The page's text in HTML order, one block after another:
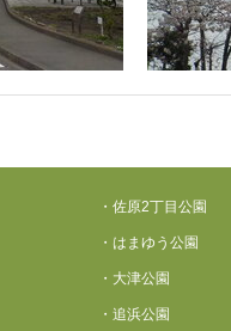
・佐原2丁目公園
・はまゆう公園
・大津公園
・追浜公園